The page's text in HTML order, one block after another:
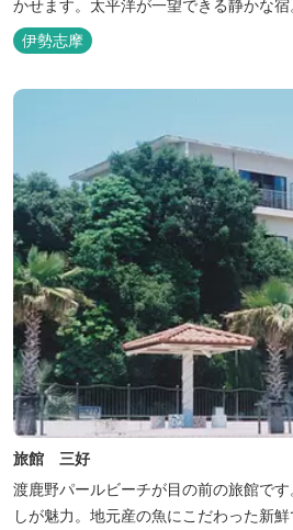
かせます。太平洋が一望できる静かな宿
伊勢志摩
旅館 三好
渡鹿野パールビーチが目の前の旅館で
しが魅力。地元産の魚にこだわった新